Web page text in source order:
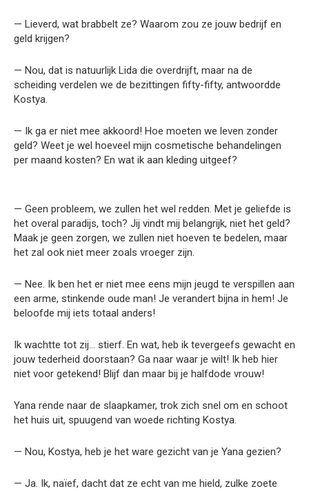
— Lieverd, wat brabbelt ze? Waarom zou ze jouw bedrijf en
geld krijgen?
— Nou, dat is natuurlijk Lida die overdrijft, maar na de
scheiding verdelen we de bezittingen fifty-fifty, antwoordde
Kostya.
— Ik ga er niet mee akkoord! Hoe moeten we leven zonder
geld? Weet je wel hoeveel mijn cosmetische behandelingen
per maand kosten? En wat ik aan kleding uitgeef?
— Geen probleem, we zullen het wel redden. Met je geliefde is
het overal paradijs, toch? Jij vindt mij belangrijk, niet het geld?
Maak je geen zorgen, we zullen niet hoeven te bedelen, maar
het zal ook niet meer zoals vroeger zijn.
— Nee. Ik ben het er niet mee eens mijn jeugd te verspillen aan
een arme, stinkende oude man! Je verandert bijna in hem! Je
beloofde mij iets totaal anders!
Ik wachtte tot zij… stierf. En wat, heb ik tevergeefs gewacht en
jouw tederheid doorstaan? Ga naar waar je wilt! Ik heb hier
niet voor getekend! Blijf dan maar bij je halfdode vrouw!
Yana rende naar de slaapkamer, trok zich snel om en schoot
het huis uit, spuugend van woede richting Kostya.
— Nou, Kostya, heb je het ware gezicht van je Yana gezien?
— Ja. Ik, naïef, dacht dat ze echt van me hield, zulke zoete